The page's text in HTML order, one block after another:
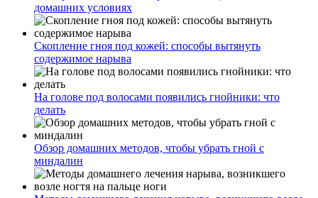
домашних условиях
Скопление гноя под кожей: способы вытянуть
содержимое нарыва
На голове под волосами появились гнойники: что
делать
Обзор домашних методов, чтобы убрать гной с
миндалин